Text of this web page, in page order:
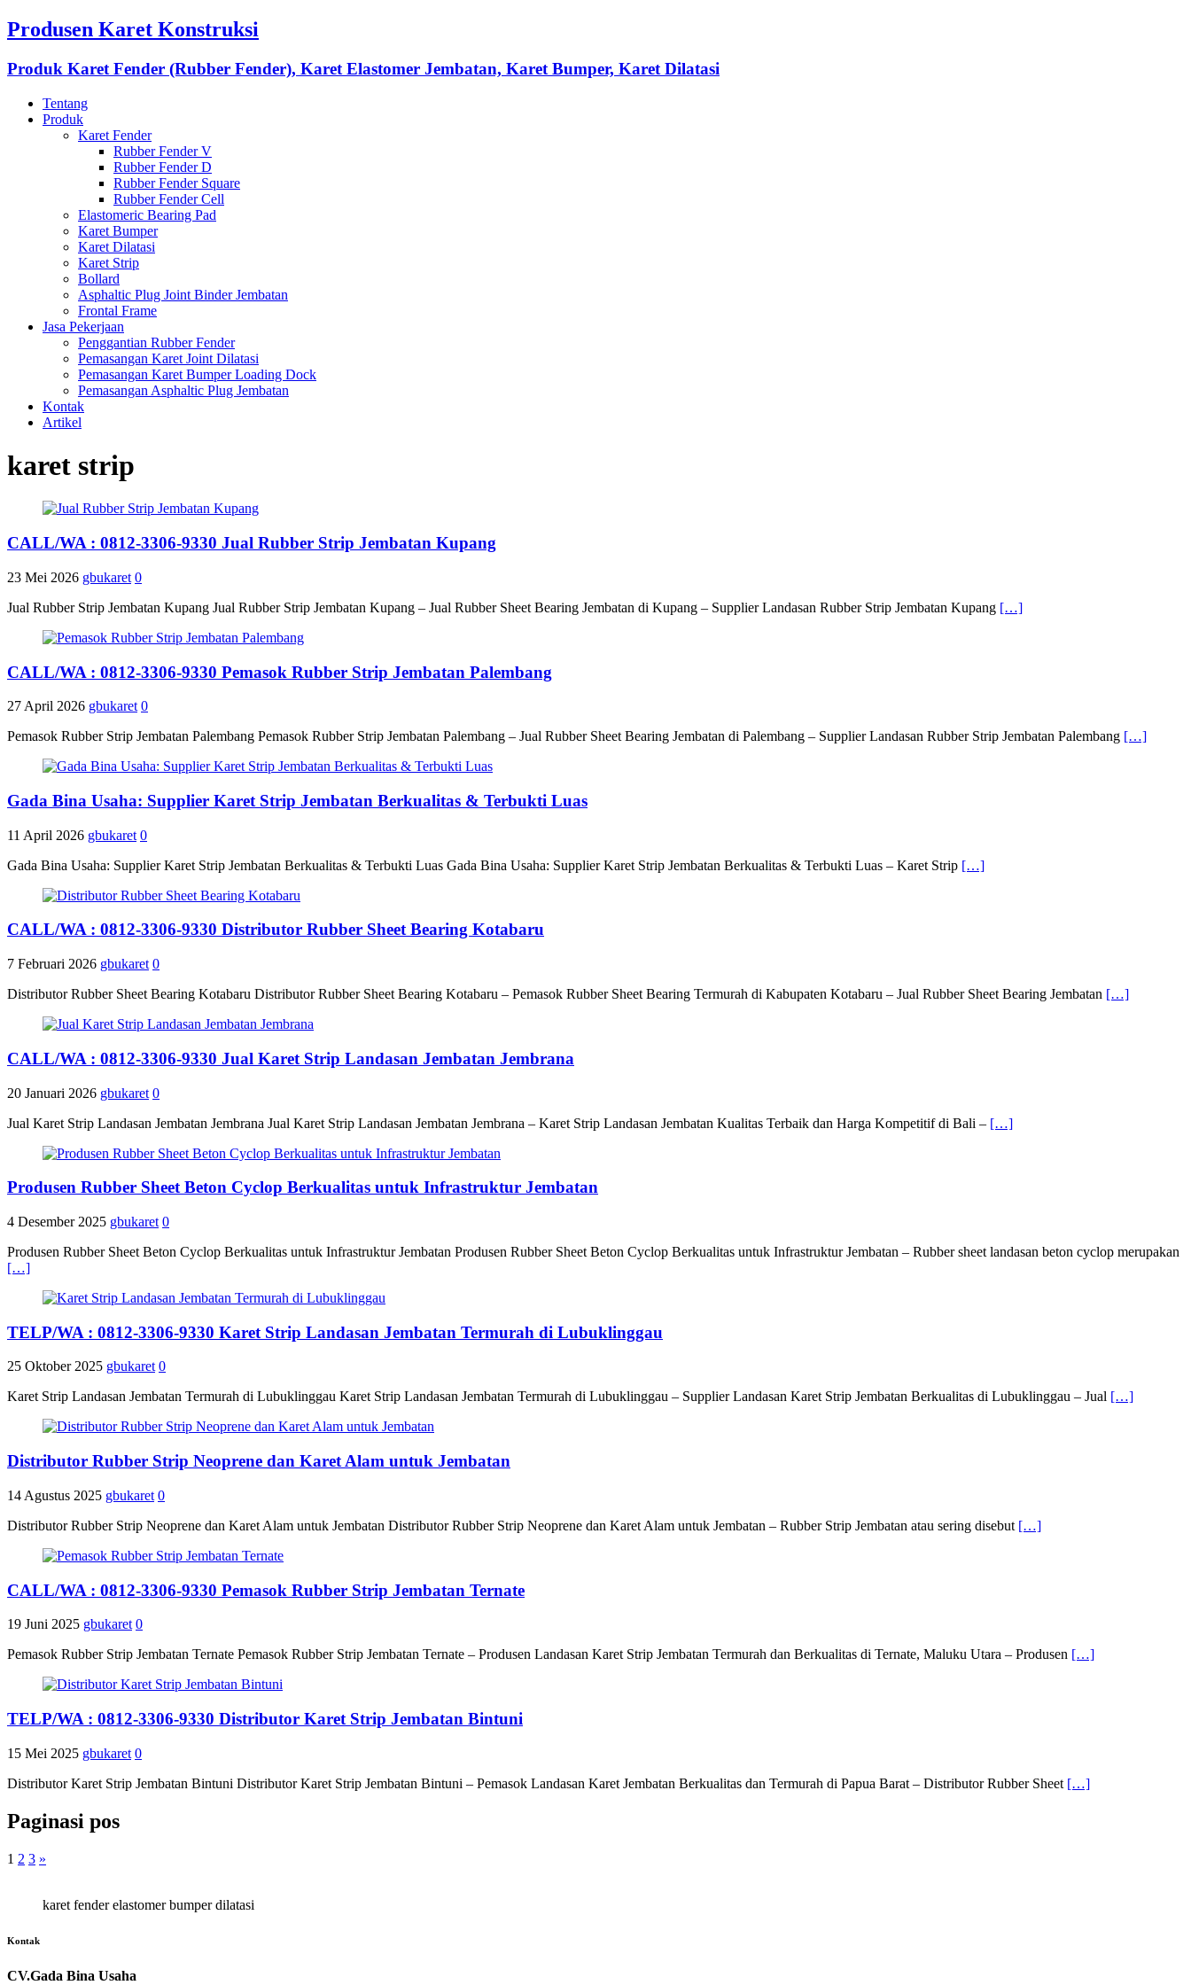
Produsen Karet Konstruksi
Produk Karet Fender (Rubber Fender), Karet Elastomer Jembatan, Karet Bumper, Karet Dilatasi
Tentang
Produk
Karet Fender
Rubber Fender V
Rubber Fender D
Rubber Fender Square
Rubber Fender Cell
Elastomeric Bearing Pad
Karet Bumper
Karet Dilatasi
Karet Strip
Bollard
Asphaltic Plug Joint Binder Jembatan
Frontal Frame
Jasa Pekerjaan
Penggantian Rubber Fender
Pemasangan Karet Joint Dilatasi
Pemasangan Karet Bumper Loading Dock
Pemasangan Asphaltic Plug Jembatan
Kontak
Artikel
karet strip
CALL/WA : 0812-3306-9330 Jual Rubber Strip Jembatan Kupang
23 Mei 2026 gbukaret 0
Jual Rubber Strip Jembatan Kupang Jual Rubber Strip Jembatan Kupang – Jual Rubber Sheet Bearing Jembatan di Kupang – Supplier Landasan Rubber Strip Jembatan Kupang […]
CALL/WA : 0812-3306-9330 Pemasok Rubber Strip Jembatan Palembang
27 April 2026 gbukaret 0
Pemasok Rubber Strip Jembatan Palembang Pemasok Rubber Strip Jembatan Palembang – Jual Rubber Sheet Bearing Jembatan di Palembang – Supplier Landasan Rubber Strip Jembatan Palembang […]
Gada Bina Usaha: Supplier Karet Strip Jembatan Berkualitas & Terbukti Luas
11 April 2026 gbukaret 0
Gada Bina Usaha: Supplier Karet Strip Jembatan Berkualitas & Terbukti Luas Gada Bina Usaha: Supplier Karet Strip Jembatan Berkualitas & Terbukti Luas – Karet Strip […]
CALL/WA : 0812-3306-9330 Distributor Rubber Sheet Bearing Kotabaru
7 Februari 2026 gbukaret 0
Distributor Rubber Sheet Bearing Kotabaru Distributor Rubber Sheet Bearing Kotabaru – Pemasok Rubber Sheet Bearing Termurah di Kabupaten Kotabaru – Jual Rubber Sheet Bearing Jembatan […]
CALL/WA : 0812-3306-9330 Jual Karet Strip Landasan Jembatan Jembrana
20 Januari 2026 gbukaret 0
Jual Karet Strip Landasan Jembatan Jembrana Jual Karet Strip Landasan Jembatan Jembrana – Karet Strip Landasan Jembatan Kualitas Terbaik dan Harga Kompetitif di Bali – […]
Produsen Rubber Sheet Beton Cyclop Berkualitas untuk Infrastruktur Jembatan
4 Desember 2025 gbukaret 0
Produsen Rubber Sheet Beton Cyclop Berkualitas untuk Infrastruktur Jembatan Produsen Rubber Sheet Beton Cyclop Berkualitas untuk Infrastruktur Jembatan – Rubber sheet landasan beton cyclop merupakan
[…]
TELP/WA : 0812-3306-9330 Karet Strip Landasan Jembatan Termurah di Lubuklinggau
25 Oktober 2025 gbukaret 0
Karet Strip Landasan Jembatan Termurah di Lubuklinggau Karet Strip Landasan Jembatan Termurah di Lubuklinggau – Supplier Landasan Karet Strip Jembatan Berkualitas di Lubuklinggau – Jual […]
Distributor Rubber Strip Neoprene dan Karet Alam untuk Jembatan
14 Agustus 2025 gbukaret 0
Distributor Rubber Strip Neoprene dan Karet Alam untuk Jembatan Distributor Rubber Strip Neoprene dan Karet Alam untuk Jembatan – Rubber Strip Jembatan atau sering disebut […]
CALL/WA : 0812-3306-9330 Pemasok Rubber Strip Jembatan Ternate
19 Juni 2025 gbukaret 0
Pemasok Rubber Strip Jembatan Ternate Pemasok Rubber Strip Jembatan Ternate – Produsen Landasan Karet Strip Jembatan Termurah dan Berkualitas di Ternate, Maluku Utara – Produsen […]
TELP/WA : 0812-3306-9330 Distributor Karet Strip Jembatan Bintuni
15 Mei 2025 gbukaret 0
Distributor Karet Strip Jembatan Bintuni Distributor Karet Strip Jembatan Bintuni – Pemasok Landasan Karet Jembatan Berkualitas dan Termurah di Papua Barat – Distributor Rubber Sheet […]
Paginasi pos
1 2 3 »
karet fender elastomer bumper dilatasi
Kontak
CV.Gada Bina Usaha